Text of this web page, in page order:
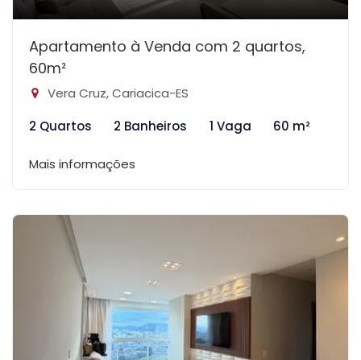
Apartamento à Venda com 2 quartos,
60m²
Vera Cruz, Cariacica-ES
2 Quartos
2 Banheiros 1 Vaga 60 m²
Mais informações